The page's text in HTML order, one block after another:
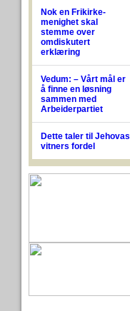
Nok en Frikirke-
menighet skal
stemme over
omdiskutert
erklæring
Vedum: – Vårt mål er
å finne en løsning
sammen med
Arbeiderpartiet
Dette taler til Jehovas
vitners fordel